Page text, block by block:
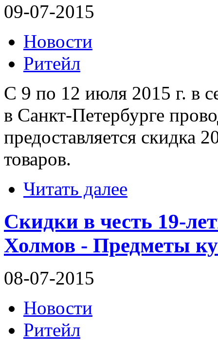
09-07-2015
Новости
Ритейл
С 9 по 12 июля 2015 г. в
в Санкт-Петербурге
предоставляется скидка
товаров.
Читать далее
Скидки в честь 19-
Холмов - Предметы
08-07-2015
Новости
Ритейл